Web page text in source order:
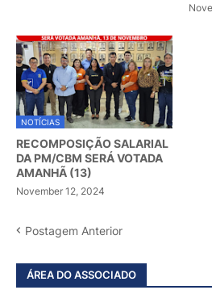
NOTÍCIAS
RECOMPOSIÇÃO SALARIAL
DA PM/CBM SERÁ VOTADA
AMANHÃ (13)
November 12, 2024
Postagem Anterior
ÁREA DO ASSOCIADO